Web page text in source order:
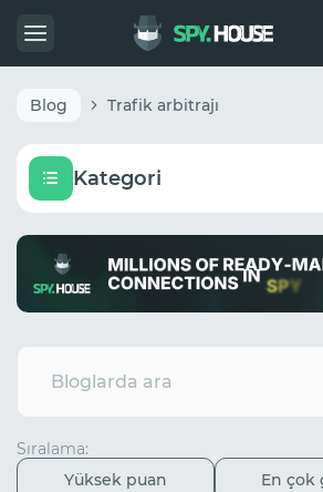
Blog Trafik arbitrajı
Kategori
Sıralama:
Yüksek puan
En çok